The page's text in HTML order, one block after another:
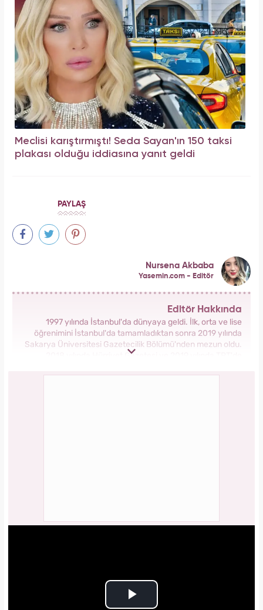
Meclisi karıştırmıştı! Seda Sayan'ın 150 taksi
plakası olduğu iddiasına yanıt geldi
PAYLAŞ
Nursena Akbaba
Yasemin.com - Editör
Editör Hakkında
1997 yılında İstanbul'da dünyaya geldi. İlk, orta ve lise
öğrenimini İstanbul'da tamamladıktan sonra 2019 yılında
Sakarya Üniversitesi Gazetecilik Bölümü'nden mezun oldu.
2018 yılında Hürriyet Gazetesi ve 2019 yılında TRT'de
Grubu bünyesinde yer alan Yasemin.com'da İçerik Editörü